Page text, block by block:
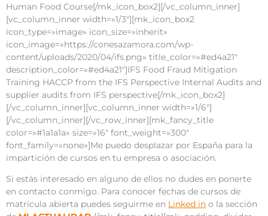
Human Food Course[/mk_icon_box2][/vc_column_inner]
[vc_column_inner width=»1/3″][mk_icon_box2
icon_type=»image» icon_size=»inherit»
icon_image=»https://conesazamora.com/wp-
content/uploads/2020/04/ifs.png» title_color=»#ed4a21″
description_color=»#ed4a21″]IFS Food Fraud Mitigation
Training HACCP from the IFS Perspective Internal Audits and
supplier audits from IFS perspective[/mk_icon_box2]
[/vc_column_inner][vc_column_inner width=»1/6″]
[/vc_column_inner][/vc_row_inner][mk_fancy_title
color=»#1a1a1a» size=»16″ font_weight=»300″
font_family=»none»]Me puedo desplazar por España para la
impartición de cursos en tu empresa o asociación.
Si estás interesado en alguno de ellos no dudes en ponerte
en contacto conmigo. Para conocer fechas de cursos de
matrícula abierta puedes seguirme en Linked in o la sección